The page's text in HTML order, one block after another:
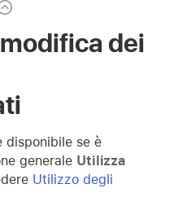
dei
disponibile se è
generale Utilizza
Utilizzo degli